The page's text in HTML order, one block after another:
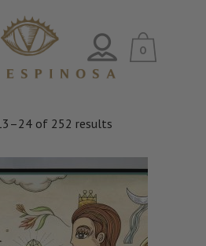
0
of 252 results